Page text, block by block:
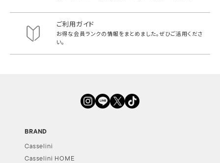
ご利用ガイド
お得な会員ランクの情報をまとめました。ぜひご活用くださ
い。
BRAND
Casselini
Casselini HOME